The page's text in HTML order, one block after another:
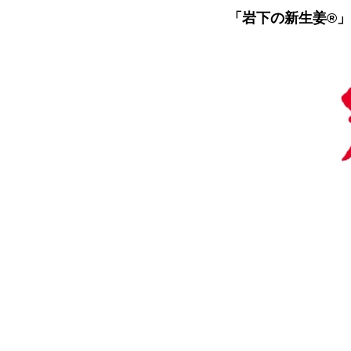
「岩下の新生姜®